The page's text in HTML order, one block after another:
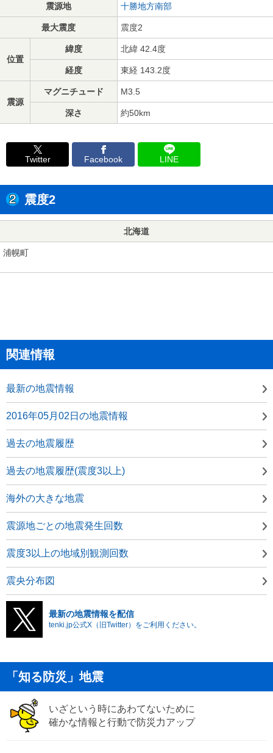
震源地 十勝地方南部
最大震度 震度2
位置
緯度 北緯 42.4度
経度 東経 143.2度
震源
マグニチュード M3.5
深さ 約50km
Twitter Facebook LINE
震度2
北海道
浦幌町
関連情報
最新の地震情報
2016年05月02日の地震情報
過去の地震履歴
過去の地震履歴(震度3以上)
海外の大きな地震
震源地ごとの地震発生回数
震度3以上の地域別観測回数
震央分布図
最新の地震情報を配信
tenki.jp公式X（旧Twitter）をご利用ください。
「知る防災」地震
いざという時にあわてないために
確かな情報と行動で防災力アップ